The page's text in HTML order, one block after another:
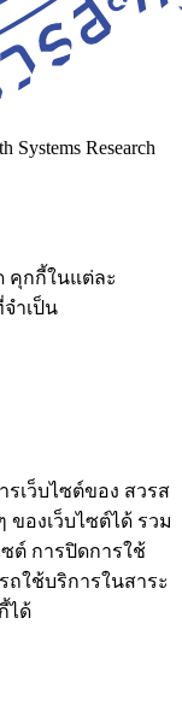
Systems Research
คุกกี้ในแต่ละ
ำเป็น
เว็บไซต์ของ สวรส
ของเว็บไซต์ได้ รวม
ต์ การปิดการใช้
ใช้บริการในสาระ
ได้